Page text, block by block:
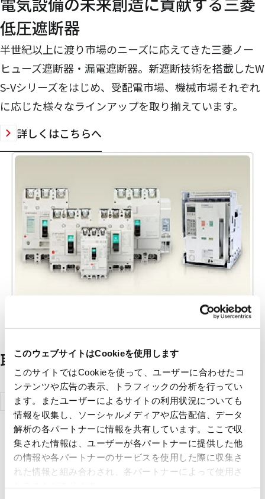
このウェブサイトはCookieを使用します
このサイトではCookieを使って、ユーザーに合わせたコ
ンテンツや広告の表示、トラフィックの分析を行ってい
ます。またユーザーによるサイトの利用状況についても
情報を収集し、ソーシャルメディアや広告配信、データ
解析の各パートナーに情報を共有しています。ここで収
集された情報は、ユーザーが各パートナーに提供した他
の情報や各パートナーのサービスを使用した際に収集さ
れた情報と組み合わされ、各パートナーによって使用さ
低圧遮断器
半世紀以上に渡り市場のニーズに応えてきた三菱ノー
ヒューズ遮断器・漏電遮断器。新遮断技術を搭載したW
S-Vシリーズをはじめ、受配電市場、機械市場それぞれ
に応じた様々なラインアップを取り揃えています。
詳しくはこちらへ
取扱メーカー一覧
三菱電機株
式会社